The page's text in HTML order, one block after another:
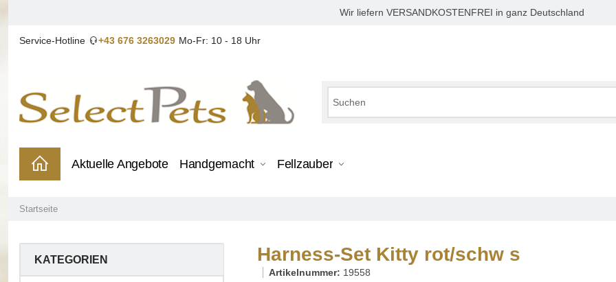
Wir liefern VERSANDKOSTENFREI in ganz Deutschland
Service-Hotline +43 676 3263029 Mo-Fr: 10 - 18 Uhr
Aktuelle Angebote Handgemacht Fellzauber
Startseite
Harness-Set Kitty rot/schw s
Artikelnummer: 19558
KATEGORIEN